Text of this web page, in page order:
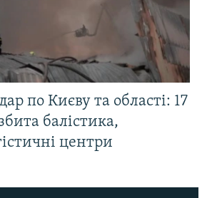
по Києву та області: 17
балістика,
центри